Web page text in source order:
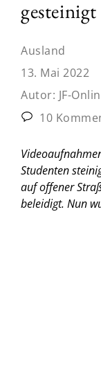
Ausland
13. Mai 2022
Autor: JF-
10
Studenten
auf offener
beleidigt. Nun